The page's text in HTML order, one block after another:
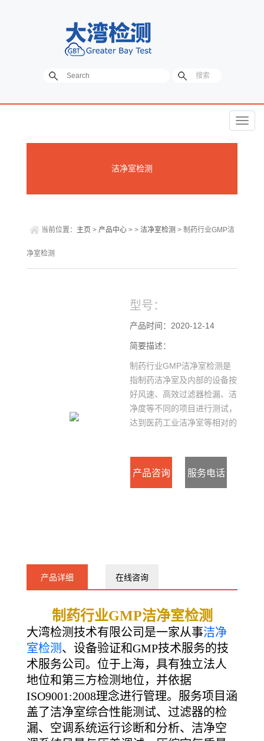
菜
洁净室检测
当前位置： 主页 > 产品中心 > > 洁净室检测 > 制药行业GMP洁
净室检测
型号：
产品时间：2020-12-14
简要描述：
制药行业GMP洁净室检测是
指制药洁净室及内部的设备按
好风速、高效过滤器检漏、洁
净度等不同的项目进行测试，
达到医药工业洁净室等相对的
产品咨询 服务电话
产品详细 在线咨询
制药行业GMP洁净室检测
大湾检测技术有限公司是一家从事洁净
室检测 、设备验证和GMP技术服务的技
术服务公司。位于上海，具有独立法人
地位和第三方检测地位，并依据
ISO9001:2008理念进行管理。服务项目涵
盖了洁净室综合性能测试、过滤器的检
漏、空调系统运行诊断和分析、洁净空